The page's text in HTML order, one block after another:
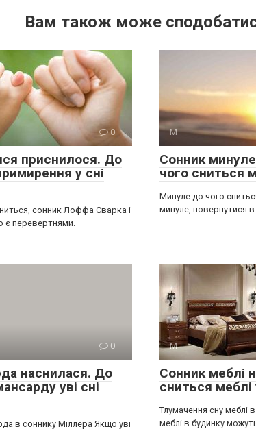
Вам також може
0
приснилося. До
у сні
сонник Лоффа Сварка і
є перевертнями.
М
Сонник
чого сниться
Минуле до чого
минуле, повернутися в
0
наснилася. До
уві сні
в соннику Міллера Якщо уві
М
Сонник меблі
сниться меблі
Тлумачення сну меблі
меблі в будинку можуть